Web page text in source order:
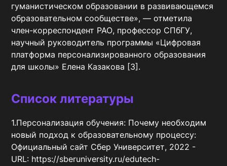
гуманистическом образовании в развивающемся
образовательном сообществе», — отметила
член-корреспондент РАО, профессор СПбГУ,
научный руководитель программы «Цифровая
платформа персонализированного образования
для школы» Елена Казакова [3].
Список литературы
1.Персонализация обучения: Почему необходим
новый подход к образовательному процессу:
Официальный сайт Сбер Университет, 2022 -
URL: https://sberuniversity.ru/edutech-